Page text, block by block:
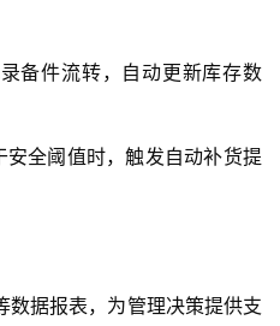
备件流转，自动更新库存数
安全阈值时，触发自动补货提
数据报表，为管理决策提供支